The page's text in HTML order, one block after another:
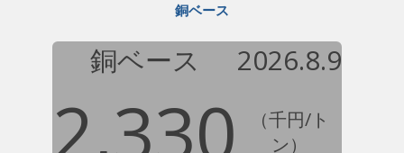
銅ベース
銅ベース 2026.8.9
2,330
（千円/ト
ン）